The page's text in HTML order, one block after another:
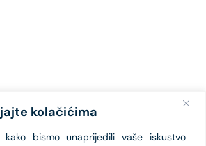
kolačićima
kako bismo unaprijedili vaše iskustvo